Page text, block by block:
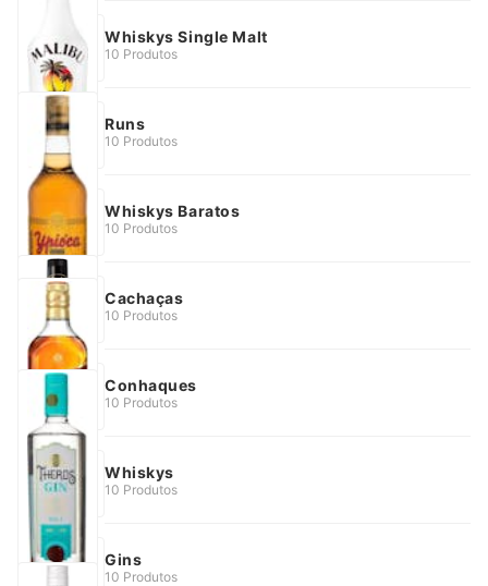
Whiskys Single Malt
10 Produtos
Runs
10 Produtos
Whiskys Baratos
10 Produtos
Cachaças
10 Produtos
Conhaques
10 Produtos
Whiskys
10 Produtos
Gins
10 Produtos